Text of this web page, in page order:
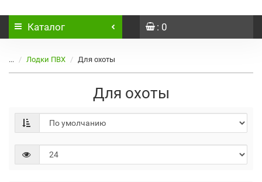
Каталог : 0
... Лодки ПВХ Для охоты
Для охоты